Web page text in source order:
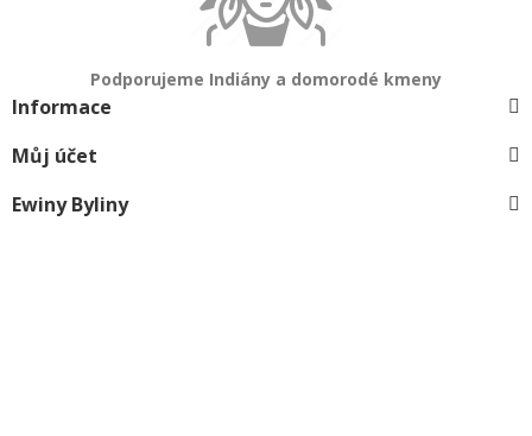
Podporujeme Indiány a domorodé kmeny
Informace
Můj účet
Ewiny Byliny